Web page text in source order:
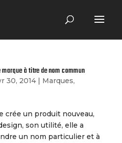
à titre de nom commun
30, 2014| Marques,
crée un produit nouveau,
son utilité, elle a
un nom particulier et à